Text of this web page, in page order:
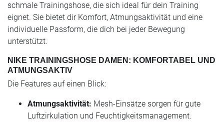
schmale Trainingshose, die sich ideal für dein Training
eignet. Sie bietet dir Komfort, Atmungsaktivität und eine
individuelle Passform, die dich bei jeder Bewegung
unterstützt.
NIKE TRAININGSHOSE DAMEN: KOMFORTABEL UND
ATMUNGSAKTIV
Die Features auf einen Blick:
Atmungsaktivität: Mesh-Einsätze sorgen für gute
Luftzirkulation und Feuchtigkeitsmanagement.